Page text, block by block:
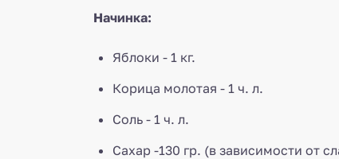
Начинка:
Яблоки - 1 кг.
Корица молотая - 1 ч. л.
Соль - 1 ч. л.
Сахар -130 гр. (в зависимости от